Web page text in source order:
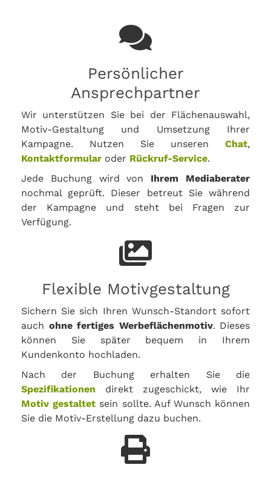
Persönlicher
Ansprechpartner
Wir unterstützen Sie bei der Flächenauswahl,
Motiv-Gestaltung und Umsetzung Ihrer
Kampagne. Nutzen Sie unseren Chat,
Kontaktformular oder Rückruf-Service.
Jede Buchung wird von Ihrem Mediaberater
nochmal geprüft. Dieser betreut Sie während
der Kampagne und steht bei Fragen zur
Verfügung.
Flexible Motivgestaltung
Sichern Sie sich Ihren Wunsch-Standort sofort
auch ohne fertiges Werbeflächenmotiv. Dieses
können Sie später bequem in Ihrem
Kundenkonto hochladen.
Nach der Buchung erhalten Sie die
Spezifikationen direkt zugeschickt, wie Ihr
Motiv gestaltet sein sollte. Auf Wunsch können
Sie die Motiv-Erstellung dazu buchen.